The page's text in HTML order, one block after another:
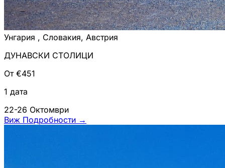
Унгария , Словакия, Австрия
ДУНАВСКИ СТОЛИЦИ
От €451
1 дата
22-26 Октомври
Виж Подробности →